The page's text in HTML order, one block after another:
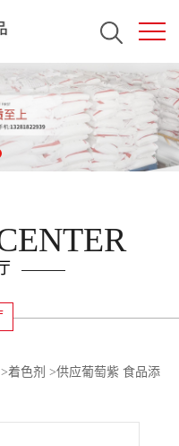
>着色剂 >供应葡萄紫 食品添